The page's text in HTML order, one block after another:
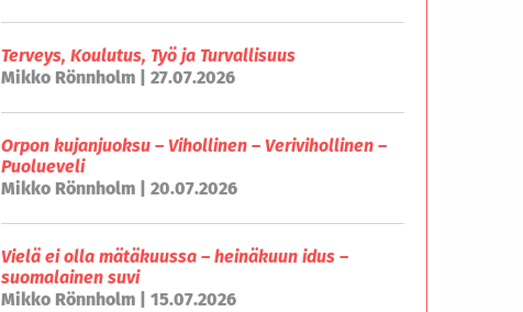
Terveys, Koulutus, Työ ja Turvallisuus
Mikko Rönnholm | 27.07.2026
Orpon kujanjuoksu – Vihollinen – Verivihollinen –
Puolueveli
Mikko Rönnholm | 20.07.2026
Vielä ei olla mätäkuussa – heinäkuun idus –
suomalainen suvi
Mikko Rönnholm | 15.07.2026